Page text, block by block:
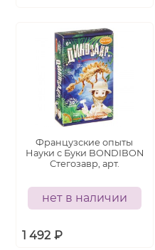
Французские опыты
Науки с Буки BONDIBON
Стегозавр, арт.
нет в наличии
1 492 ₽